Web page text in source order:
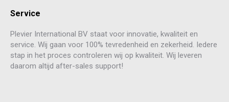
Service
Plevier International BV staat voor innovatie, kwaliteit en
service. Wij gaan voor 100% tevredenheid en zekerheid. Iedere
stap in het proces controleren wij op kwaliteit. Wij leveren
daarom altijd after-sales support!